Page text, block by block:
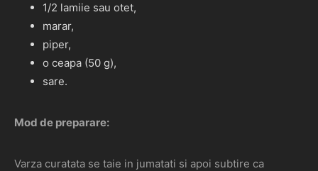
1/2 lamiie sau otet,
marar,
piper,
o ceapa (50 g),
sare.
Mod de preparare:
Varza curatata se taie in jumatati si apoi subtire ca